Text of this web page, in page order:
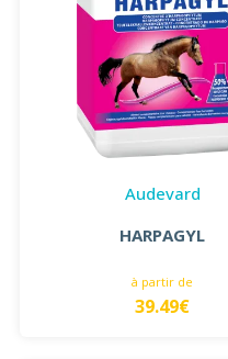
Audevard
HARPAGYL
à partir de
39.49€